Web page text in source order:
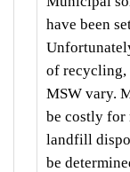
have been
of recycling,
MSW vary.
be costly for
landfill
be